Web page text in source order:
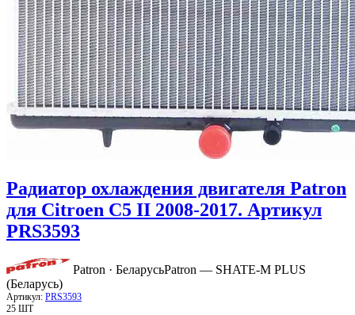
Радиатор охлаждения двигателя Patron
для Citroen C5 II 2008-2017. Артикул
PRS3593
Patron · БеларусьPatron — SHATE-M PLUS
(Беларусь)
Артикул: PRS3593
25 ШТ